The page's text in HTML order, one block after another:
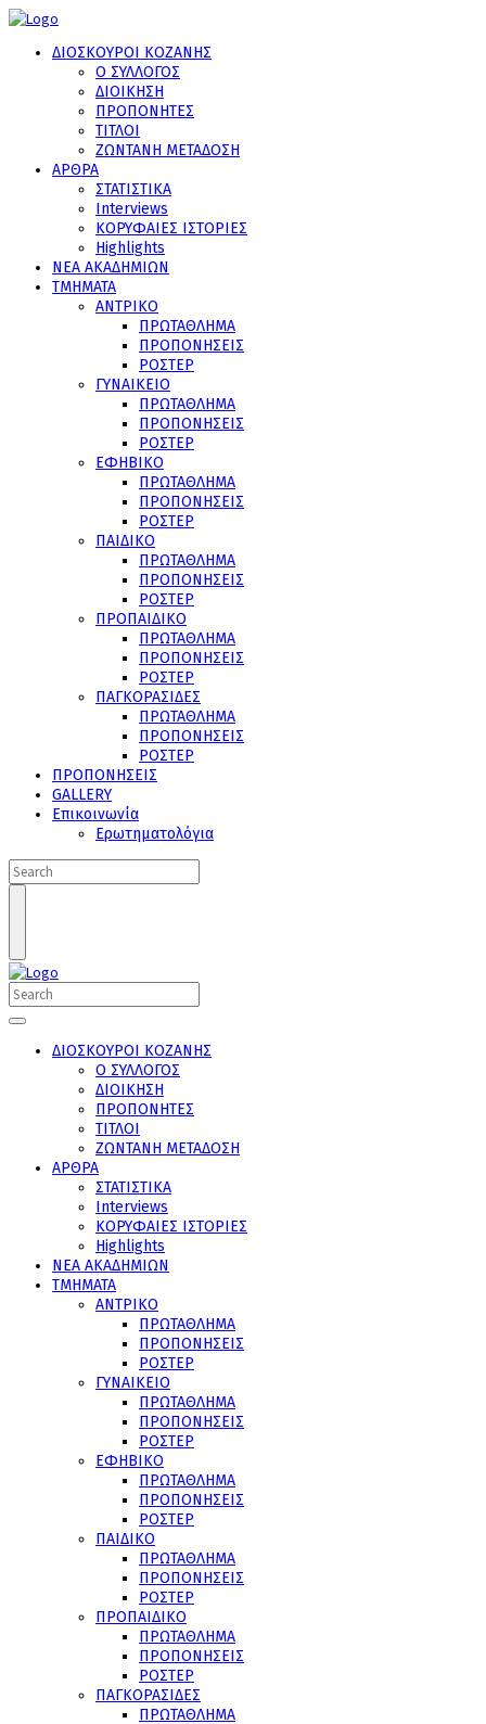
ΔΙΟΣΚΟΥΡΟΙ ΚΟΖΑΝΗΣ
Ο ΣΥΛΛΟΓΟΣ
ΔΙΟΙΚΗΣΗ
ΠΡΟΠΟΝΗΤΕΣ
ΤΙΤΛΟΙ
ΖΩΝΤΑΝΗ ΜΕΤΑΔΟΣΗ
ΑΡΘΡΑ
ΣΤΑΤΙΣΤΙΚΑ
Interviews
ΚΟΡΥΦΑΙΕΣ ΙΣΤΟΡΙΕΣ
Highlights
ΝΕΑ ΑΚΑΔΗΜΙΩΝ
ΤΜΗΜΑΤΑ
ΑΝΤΡΙΚΟ
ΠΡΩΤΑΘΛΗΜΑ
ΠΡΟΠΟΝΗΣΕΙΣ
ΡΟΣΤΕΡ
ΓΥΝΑΙΚΕΙΟ
ΠΡΩΤΑΘΛΗΜΑ
ΠΡΟΠΟΝΗΣΕΙΣ
ΡΟΣΤΕΡ
ΕΦΗΒΙΚΟ
ΠΡΩΤΑΘΛΗΜΑ
ΠΡΟΠΟΝΗΣΕΙΣ
ΡΟΣΤΕΡ
ΠΑΙΔΙΚΟ
ΠΡΩΤΑΘΛΗΜΑ
ΠΡΟΠΟΝΗΣΕΙΣ
ΡΟΣΤΕΡ
ΠΡΟΠΑΙΔΙΚΟ
ΠΡΩΤΑΘΛΗΜΑ
ΠΡΟΠΟΝΗΣΕΙΣ
ΡΟΣΤΕΡ
ΠΑΓΚΟΡΑΣΙΔΕΣ
ΠΡΩΤΑΘΛΗΜΑ
ΠΡΟΠΟΝΗΣΕΙΣ
ΡΟΣΤΕΡ
ΠΡΟΠΟΝΗΣΕΙΣ
GALLERY
Επικοινωνία
Ερωτηματολόγια
ΔΙΟΣΚΟΥΡΟΙ ΚΟΖΑΝΗΣ
Ο ΣΥΛΛΟΓΟΣ
ΔΙΟΙΚΗΣΗ
ΠΡΟΠΟΝΗΤΕΣ
ΤΙΤΛΟΙ
ΖΩΝΤΑΝΗ ΜΕΤΑΔΟΣΗ
ΑΡΘΡΑ
ΣΤΑΤΙΣΤΙΚΑ
Interviews
ΚΟΡΥΦΑΙΕΣ ΙΣΤΟΡΙΕΣ
Highlights
ΝΕΑ ΑΚΑΔΗΜΙΩΝ
ΤΜΗΜΑΤΑ
ΑΝΤΡΙΚΟ
ΠΡΩΤΑΘΛΗΜΑ
ΠΡΟΠΟΝΗΣΕΙΣ
ΡΟΣΤΕΡ
ΓΥΝΑΙΚΕΙΟ
ΠΡΩΤΑΘΛΗΜΑ
ΠΡΟΠΟΝΗΣΕΙΣ
ΡΟΣΤΕΡ
ΕΦΗΒΙΚΟ
ΠΡΩΤΑΘΛΗΜΑ
ΠΡΟΠΟΝΗΣΕΙΣ
ΡΟΣΤΕΡ
ΠΑΙΔΙΚΟ
ΠΡΩΤΑΘΛΗΜΑ
ΠΡΟΠΟΝΗΣΕΙΣ
ΡΟΣΤΕΡ
ΠΡΟΠΑΙΔΙΚΟ
ΠΡΩΤΑΘΛΗΜΑ
ΠΡΟΠΟΝΗΣΕΙΣ
ΡΟΣΤΕΡ
ΠΑΓΚΟΡΑΣΙΔΕΣ
ΠΡΩΤΑΘΛΗΜΑ